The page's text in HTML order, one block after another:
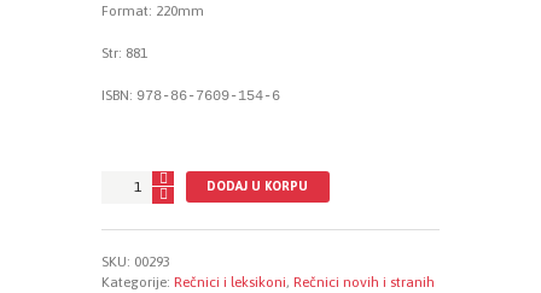
Format: 220mm
Str: 881
ISBN: 978-86-7609-154-6
Savremeni
leksikon
šesto
izdanje
DODAJ U KORPU
SKU: 00293
Kategorije: Rečnici i leksikoni, Rečnici novih i stranih